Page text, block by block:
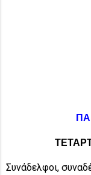
Συνάδελφοι,